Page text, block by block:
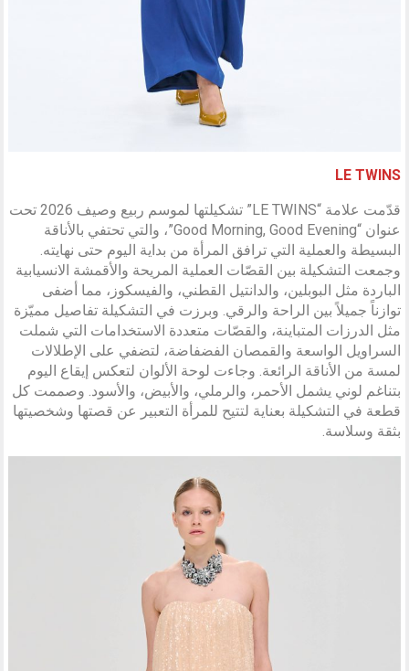
LE TWINS
قدّمت علامة “LE TWINS” تشكيلتها لموسم ربيع وصيف 2026 تحت
عنوان “Good Morning, Good Evening”، والتي تحتفي بالأناقة
البسيطة والعملية التي ترافق المرأة من بداية اليوم حتى نهايته.
وجمعت التشكيلة بين القصّات العملية المريحة والأقمشة الانسيابية
الباردة مثل البوبلين، والدانتيل القطني، والفيسكوز، مما أضفى
توازناً جميلاً بين الراحة والرقي. وبرزت في التشكيلة تفاصيل مميّزة
مثل الدرزات المتباينة، والقصّات متعددة الاستخدامات التي شملت
السراويل الواسعة والقمصان الفضفاضة، لتضفي على الإطلالات
لمسة من الأناقة الرائعة. وجاءت لوحة الألوان لتعكس إيقاع اليوم
بتناغم لوني يشمل الأحمر، والرملي، والأبيض، والأسود. وصممت كل
قطعة في التشكيلة بعناية لتتيح للمرأة التعبير عن قصتها وشخصيتها
بثقة وسلاسة.